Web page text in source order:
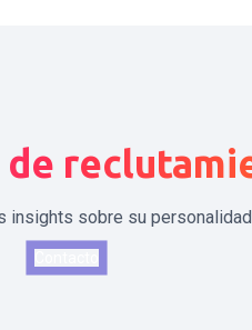
de
insights sobre su